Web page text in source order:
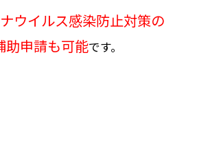
ウイルス感染防止対策の
助申請も可能です。